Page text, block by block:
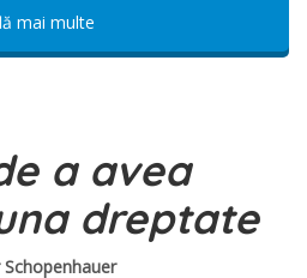
mai multe
a avea
dreptate